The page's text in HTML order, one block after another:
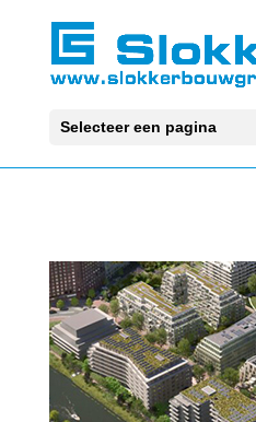
Selecteer een pagina